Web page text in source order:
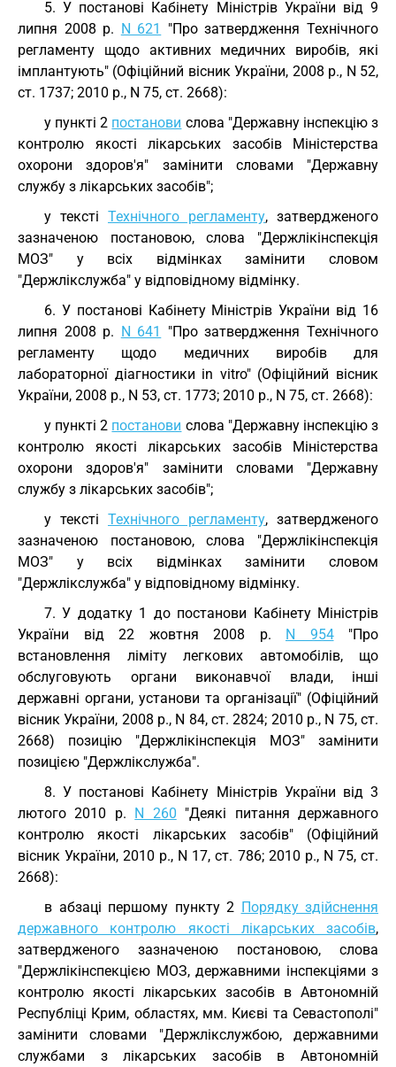
5. У постанові Кабінету Міністрів України від 9
липня 2008 р. N 621
"Про затвердження Технічного
регламенту щодо активних медичних виробів, які
імплантують" (Офіційний вісник України, 2008 р., N 52,
ст. 1737; 2010 р., N 75, ст. 2668):
у пункті 2 постанови слова "Державну інспекцію з
контролю якості лікарських засобів Міністерства
охорони здоров'я" замінити словами "Державну
службу з лікарських засобів";
у тексті Технічного регламенту, затвердженого
зазначеною постановою, слова "Держлікінспекція
МОЗ" у всіх відмінках замінити словом
"Держлікслужба" у відповідному відмінку.
6. У постанові Кабінету Міністрів України від 16
липня 2008 р. N 641
"Про затвердження Технічного
регламенту щодо медичних виробів для
лабораторної діагностики in vitro" (Офіційний вісник
України, 2008 р., N 53, ст. 1773; 2010 р., N 75, ст. 2668):
у пункті 2 постанови слова "Державну інспекцію з
контролю якості лікарських засобів Міністерства
охорони здоров'я" замінити словами "Державну
службу з лікарських засобів";
у тексті Технічного регламенту, затвердженого
зазначеною постановою, слова "Держлікінспекція
МОЗ" у всіх відмінках замінити словом
"Держлікслужба" у відповідному відмінку.
7. У додатку 1 до постанови Кабінету Міністрів
України від 22 жовтня 2008 р. N 954"Про
встановлення ліміту легкових автомобілів, що
обслуговують органи виконавчої влади, інші
державні органи, установи та організації" (Офіційний
вісник України, 2008 р., N 84, ст. 2824; 2010 р., N 75, ст.
2668) позицію "Держлікінспекція МОЗ" замінити
позицією "Держлікслужба".
8. У постанові Кабінету Міністрів України від 3
лютого 2010 р. N 260 "Деякі питання державного
контролю якості лікарських засобів" (Офіційний
вісник України, 2010 р., N 17, ст. 786; 2010 р., N 75, ст.
2668):
в абзаці першому пункту 2 Порядку здійснення
державного контролю якості лікарських засобів,
затвердженого зазначеною постановою, слова
"Держлікінспекцією МОЗ, державними інспекціями з
контролю якості лікарських засобів в Автономній
Республіці Крим, областях, мм. Києві та Севастополі"
замінити словами "Держлікслужбою, державними
службами з лікарських засобів в Автономній